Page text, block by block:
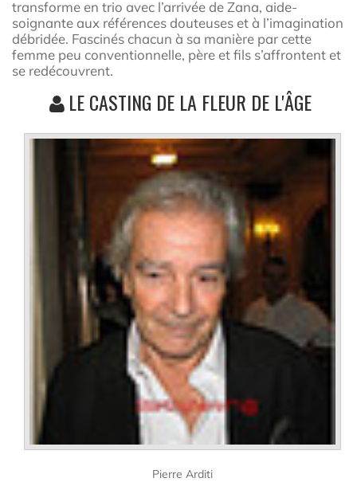
transforme en trio avec l’arrivée de Zana, aide-
soignante aux références douteuses et à l’imagination
débridée. Fascinés chacun à sa manière par cette
femme peu conventionnelle, père et fils s’affrontent et
se redécouvrent.
LE CASTING DE LA FLEUR DE L'ÂGE
Pierre Arditi